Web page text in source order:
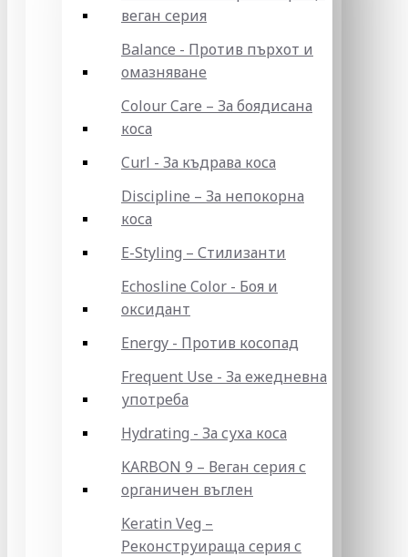
веган серия
Balance - Против пърхот и
омазняване
Colour Care – За боядисана
коса
Curl - За къдрава коса
Discipline – За непокорна
коса
E-Styling – Стилизанти
Echosline Color - Боя и
оксидант
Energy - Против косопад
Frequent Use - За ежедневна
употреба
Hydrating - За суха коса
KARBON 9 – Веган серия с
органичен въглен
Keratin Veg –
Реконструираща серия с